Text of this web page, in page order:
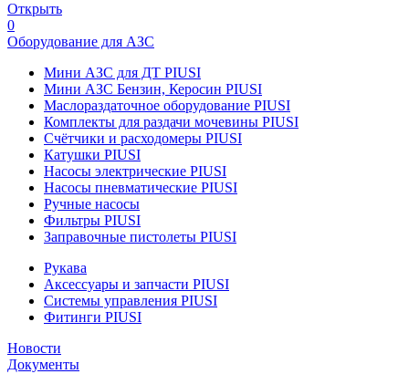
Открыть
0
Оборудование для АЗС
Мини АЗС для ДТ PIUSI
Мини АЗС Бензин, Керосин PIUSI
Маслораздаточное оборудование PIUSI
Комплекты для раздачи мочевины PIUSI
Счётчики и расходомеры PIUSI
Катушки PIUSI
Насосы электрические PIUSI
Насосы пневматические PIUSI
Ручные насосы
Фильтры PIUSI
Заправочные пистолеты PIUSI
Рукава
Аксессуары и запчасти PIUSI
Системы управления PIUSI
Фитинги PIUSI
Новости
Документы